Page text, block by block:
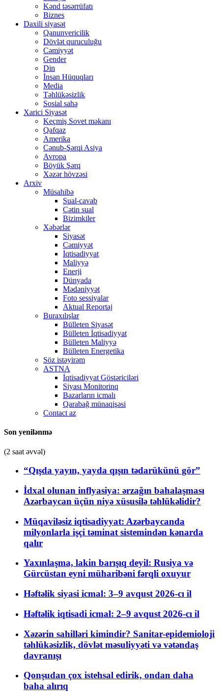
Kənd təsərrüfatı
Biznes
Daxili siyasət
Qanunvericilik
Dövlət quruculuğu
Cəmiyyət
Gender
Din
İnsan Hüquqları
Media
Təhlükəsizlik
Sosial sahə
Xarici Siyasət
Keçmiş Sovet məkanı
Qafqaz
Amerika
Cənub-Şərqi Asiya
Avropa
Böyük Şərq
Xəzər hövzəsi
Arxiv
Müsahibə
Sual-cavab
Çətin sual
Bizimkiler
Xəbərlər
Siyasət
Cəmiyyət
İqtisadiyyat
Maliyyə
Enerji
Dünyada
Mədəniyyət
Foto sessiyalar
Aktual Reportaj
Buraxılışlar
Bülleten Siyasət
Bülleten İqtisadiyyat
Bülleten Maliyyə
Bülleten Energetika
Söz istəyirəm
ASTNA
İqtisadiyyat Göstəriciləri
Siyası Monitorinq
Bazarların icmalı
Qarabağ münaqişəsi
Contact az
Son yenilənmə
(2 saat əvvəl)
“Qışda yayın, yayda qışın tədarükünü gör”
İdxal olunan inflyasiya: ərzağın bahalaşması
Azərbaycan üçün niyə xüsusilə təhlükəlidir?
Müqaviləsiz iqtisadiyyat: Azərbaycanda
milyonlarla işçi təminat sistemindən kənarda
qalır
Yaxınlaşma, lakin barışıq deyil: Rusiya və
Gürcüstan eyni müharibəni fərqli oxuyur
Həftəlik siyasi icmal: 3–9 avqust 2026-cı il
Həftəlik iqtisadi icmal: 2–9 avqust 2026-cı il
Xəzərin sahilləri kimindir? Sanitar-epidemioloji
təhlükəsizlik, dövlət məsuliyyəti və vətəndaş
davranışı
Qonşudan çox istehsal edirik, ondan daha
baha alırıq